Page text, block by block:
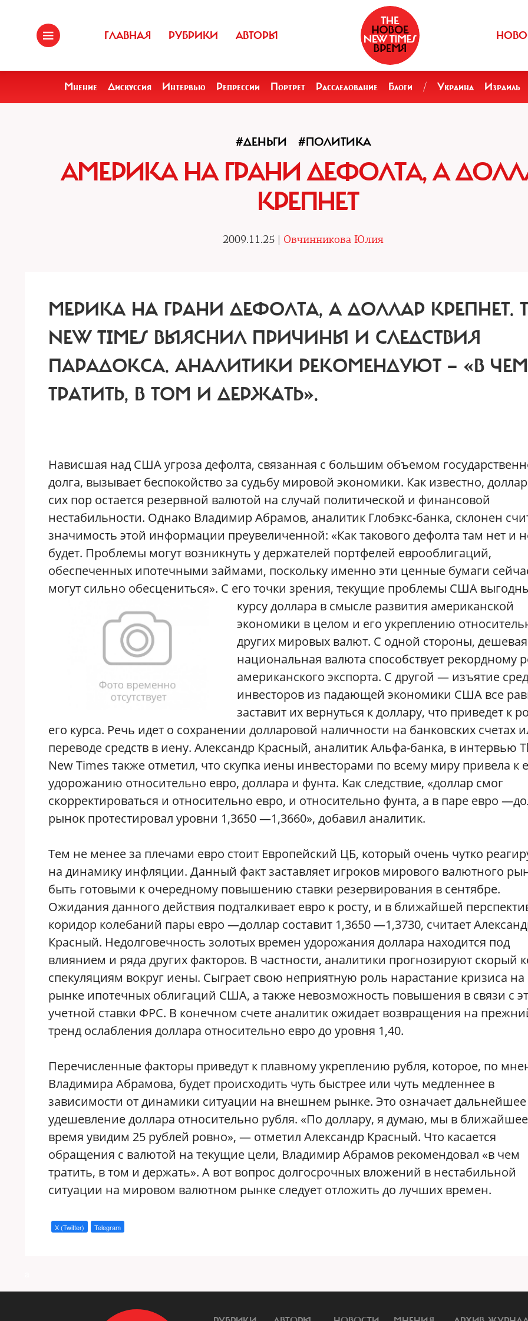
ГЛАВНАЯ РУБРИКИ АВТОРЫ
Мнение Дискуссия Интервью Репрессии Портрет Расследование Блоги / Украина Израиль
#ДЕНЬГИ #ПОЛИТИКА
АМЕРИКА НА ГРАНИ ДЕФОЛТА, А
КРЕПНЕТ
2009.11.25 | Овчинникова Юлия
МЕРИКА НА ГРАНИ ДЕФОЛТА, А ДОЛЛАР КРЕПНЕТ.
NEW TIMES ВЫЯСНИЛ ПРИЧИНЫ И СЛЕДСТВИЯ
ПАРАДОКСА. АНАЛИТИКИ РЕКОМЕНДУЮТ — «В ЧЕМ
ТРАТИТЬ, В ТОМ И ДЕРЖАТЬ».
Нависшая над США угроза дефолта, связанная с большим объемом
долга, вызывает беспокойство за судьбу мировой экономики. Как известно,
сих пор остается резервной валютой на случай политической и финансовой
нестабильности. Однако Владимир Абрамов, аналитик Глобэкс-банка, склонен
значимость этой информации преувеличенной: «Как такового дефолта там нет и
будет. Проблемы могут возникнуть у держателей портфелей еврооблигаций,
обеспеченных ипотечными займами, поскольку именно эти ценные бумаги
могут сильно обесцениться». С его точки зрения, текущие проблемы США
курсу доллара в смысле развития американской
экономики в целом и его укреплению
других мировых валют. С одной стороны, дешевая
национальная валюта способствует рекордному
американского экспорта. С другой — изъятие
инвесторов из падающей экономики США все
заставит их вернуться к доллару, что приведет к
его курса. Речь идет о сохранении долларовой наличности на банковских счетах
переводе средств в иену. Александр Красный, аналитик Альфа-банка, в интервью
New Times также отметил, что скупка иены инвесторами по всему миру привела к
удорожанию относительно евро, доллара и фунта. Как следствие, «доллар смог
скорректироваться и относительно евро, и относительно фунта, а в паре евро
рынок протестировал уровни 1,3650 —1,3660», добавил аналитик.
Тем не менее за плечами евро стоит Европейский ЦБ, который очень чутко
на динамику инфляции. Данный факт заставляет игроков мирового валютного
быть готовыми к очередному повышению ставки резервирования в сентябре.
Ожидания данного действия подталкивает евро к росту, и в ближайшей
коридор колебаний пары евро —доллар составит 1,3650 —1,3730, считает
Красный. Недолговечность золотых времен удорожания доллара находится под
влиянием и ряда других факторов. В частности, аналитики прогнозируют скорый
спекуляциям вокруг иены. Сыграет свою неприятную роль нарастание кризиса на
рынке ипотечных облигаций США, а также невозможность повышения в связи с
учетной ставки ФРС. В конечном счете аналитик ожидает возвращения на
тренд ослабления доллара относительно евро до уровня 1,40.
Перечисленные факторы приведут к плавному укреплению рубля, которое, по
Владимира Абрамова, будет происходить чуть быстрее или чуть медленнее в
зависимости от динамики ситуации на внешнем рынке. Это означает дальнейшее
удешевление доллара относительно рубля. «По доллару, я думаю, мы в ближайшее
время увидим 25 рублей ровно», — отметил Александр Красный. Что касается
обращения с валютой на текущие цели, Владимир Абрамов рекомендовал «в чем
тратить, в том и держать». А вот вопрос долгосрочных вложений в нестабильной
ситуации на мировом валютном рынке следует отложить до лучших времен.
X (Twitter) Telegram